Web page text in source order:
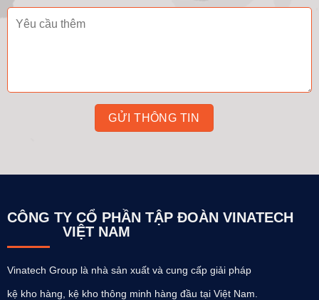
CÔNG TY CỔ PHẦN TẬP ĐOÀN VINATECH
VIỆT NAM
Vinatech Group là nhà sản xuất và cung cấp giải pháp
kệ kho hàng, kệ kho thông minh hàng đầu tại Việt Nam.